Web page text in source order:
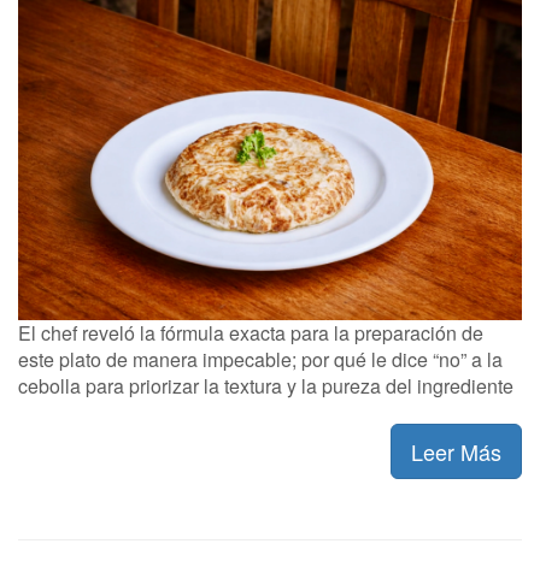
El chef reveló la fórmula exacta para la preparación de
este plato de manera impecable; por qué le dice “no” a la
cebolla para priorizar la textura y la pureza del ingrediente
Leer Más